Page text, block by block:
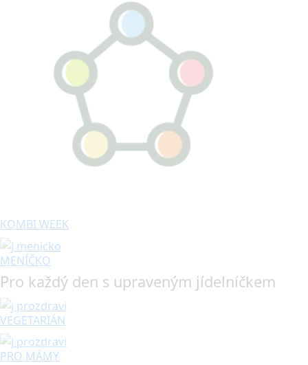
KOMBI WEEK
MENÍČKO
Pro každý den s upraveným jídelníčkem
VEGETARIÁN
PRO MÁMY